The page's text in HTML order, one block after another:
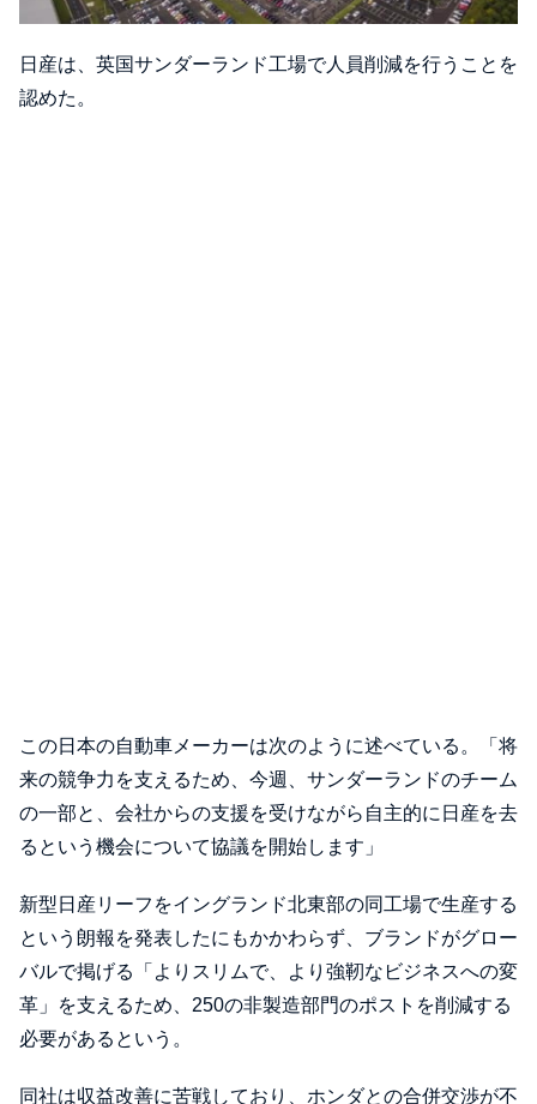
日産は、英国サンダーランド工場で人員削減を行うことを
認めた。
この日本の自動車メーカーは次のように述べている。「将
来の競争力を支えるため、今週、サンダーランドのチーム
の一部と、会社からの支援を受けながら自主的に日産を去
るという機会について協議を開始します」
新型日産リーフをイングランド北東部の同工場で生産する
という朗報を発表したにもかかわらず、ブランドがグロー
バルで掲げる「よりスリムで、より強靭なビジネスへの変
革」を支えるため、250の非製造部門のポストを削減する
必要があるという。
同社は収益改善に苦戦しており、ホンダとの合併交渉が不